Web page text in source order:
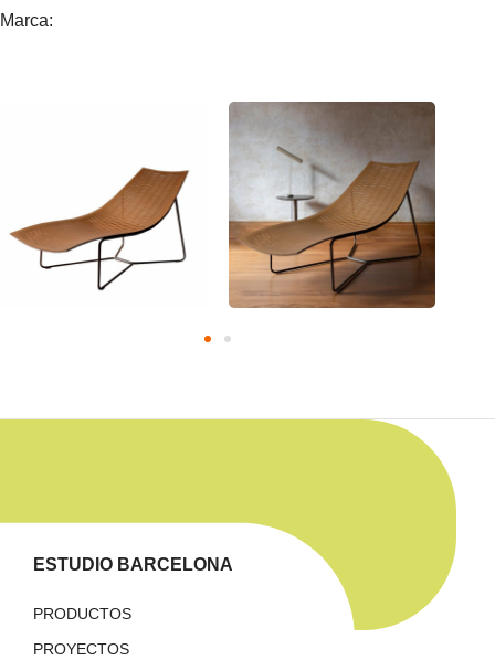
Marca:
ESTUDIO BARCELONA
PRODUCTOS
PROYECTOS